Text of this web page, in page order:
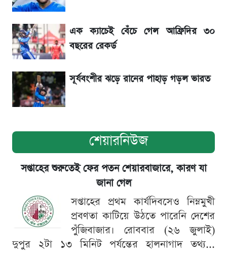
বাংলাদেশের
সাকিবের বাড়িতে হামলা নিয়ে মুখ খুললেন দিলীপ
ঘোষ
এক ক্যাচেই বেঁচে গেল আফ্রিদির ৩০
বছরের রেকর্ড
সূর্যবংশীর ঝড়ে রানের পাহাড় গড়ল ভারত
শেয়ারনিউজ
সপ্তাহের শুরুতেই ফের পতন শেয়ারবাজারে, কারণ যা
জানা গেল
সপ্তাহের প্রথম কার্যদিবসেও নিম্নমুখী
প্রবণতা কাটিয়ে উঠতে পারেনি দেশের
পুঁজিবাজার। রোববার (২৬ জুলাই)
দুপুর ২টা ১৩ মিনিট পর্যন্তের হালনাগাদ তথ্য...